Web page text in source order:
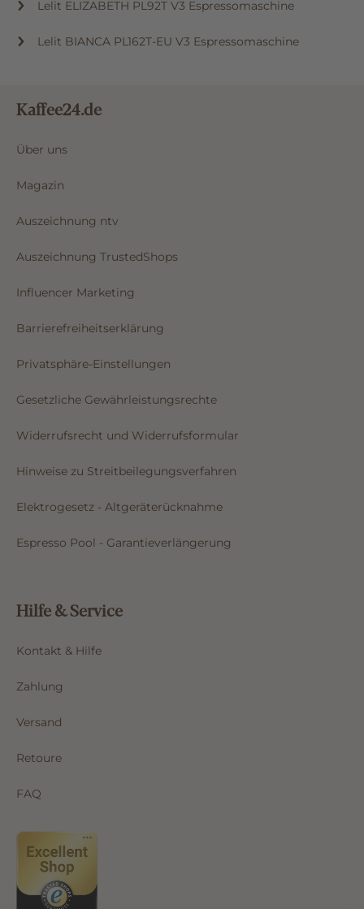
Lelit ELIZABETH PL92T V3 Espressomaschine
Lelit BIANCA PL162T-EU V3 Espressomaschine
Kaffee24.de
Über uns
Magazin
Auszeichnung ntv
Auszeichnung TrustedShops
Influencer Marketing
Barrierefreiheitserklärung
Privatsphäre-Einstellungen
Gesetzliche Gewährleistungsrechte
Widerrufsrecht und Widerrufsformular
Hinweise zu Streitbeilegungsverfahren
Elektrogesetz - Altgeräterücknahme
Espresso Pool - Garantieverlängerung
Hilfe & Service
Kontakt & Hilfe
Zahlung
Versand
Retoure
FAQ